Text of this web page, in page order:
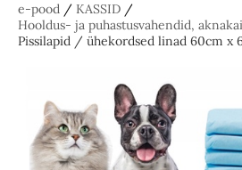
e-pood / KASSID /
Hooldus- ja puhastusvahendid,
Pissilapid / ühekordsed linad 60cm x